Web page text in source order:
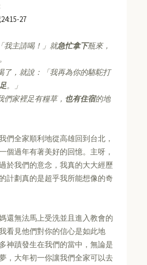
27
我主請喝！」就急忙拿下瓶來，
了，就說：「我再為你的駱駝打
。」
家裡足有糧草， 也有住宿的地
們全家順利地從高雄回到台北，
個過年有著美好的回憶。主呀，
於我們的意念，我真的大大經歷
計劃真的是超乎我所能想像的奇
還無法馬上受洗並且進入教會的
看見他們對你的信心是如此地
神蹟發生在我們的當中，無論是
，大年初一你讓我們全家可以去